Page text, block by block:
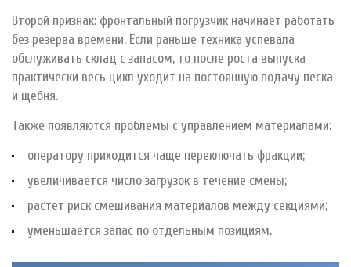
Второй признак: фронтальный погрузчик начинает работать
без резерва времени. Если раньше техника успевала
обслуживать склад с запасом, то после роста выпуска
практически весь цикл уходит на постоянную подачу песка
и щебня.
Также появляются проблемы с управлением материалами:
оператору приходится чаще переключать фракции;
увеличивается число загрузок в течение смены;
растет риск смешивания материалов между секциями;
уменьшается запас по отдельным позициям.